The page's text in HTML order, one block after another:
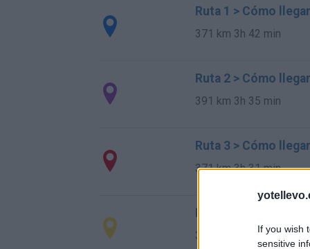
If you wish
sensitive
Ruta 1 > Cómo
371 km 3h 42 min
Ruta 2 > Cómo
391 km 3h 35 min
Ruta 3 > Cómo
371 km 3h 31 min
Ruta 4 > Cómo
371 km 3h 31 min